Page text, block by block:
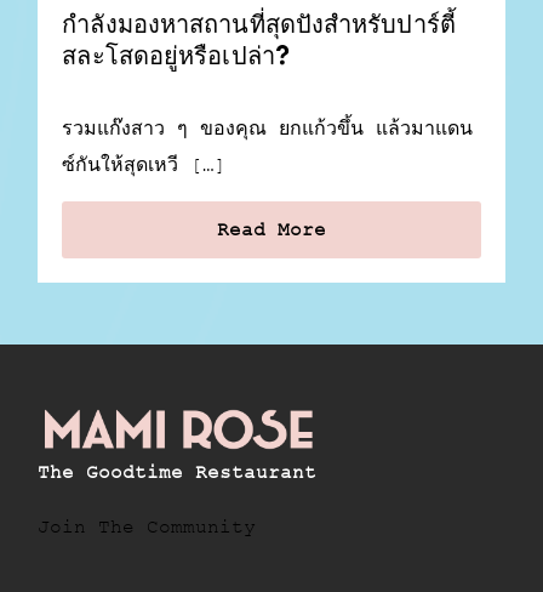
กำลังมองหาสถานที่สุดปังสำหรับปาร์ตี้
สละโสดอยู่หรือเปล่า?
รวมแก๊งสาว ๆ ของคุณ ยกแก้วขึ้น แล้วมาแดน
ซ์กันให้สุดเหวี […]
Read More
The Goodtime Restaurant
Join The Community